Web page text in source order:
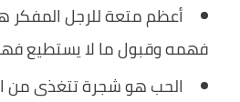
أعظم متعة للرجل
فهمه وقبول ما لا يستطيع
الحب هو شجرة تتغذى من